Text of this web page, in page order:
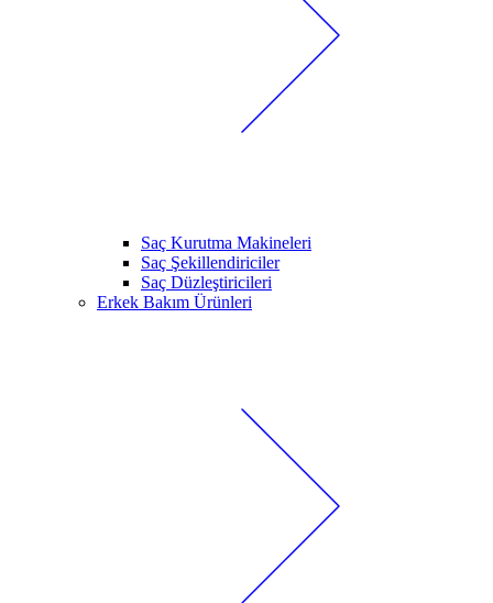
Saç Kurutma Makineleri
Saç Şekillendiriciler
Saç Düzleştiricileri
Erkek Bakım Ürünleri